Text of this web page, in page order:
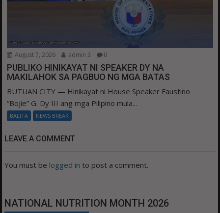
August 7, 2026 admin 3 0
PUBLIKO HINIKAYAT NI SPEAKER DY NA
MAKILAHOK SA PAGBUO NG MGA BATAS
BUTUAN CITY — Hinikayat ni House Speaker Faustino
“Bojie” G. Dy III ang mga Pilipino mula...
BALITA NEWS BREAK
LEAVE A COMMENT
You must be logged in to post a comment.
NATIONAL NUTRITION MONTH 2026